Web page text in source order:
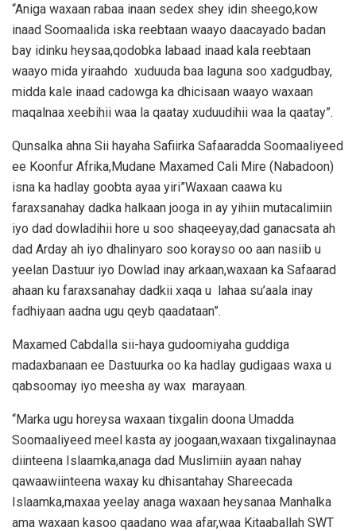
“Aniga waxaan rabaa inaan sedex shey idin sheego,kow
inaad Soomaalida iska reebtaan waayo daacayado badan
bay idinku heysaa,qodobka labaad inaad kala reebtaan
waayo mida yiraahdo xuduuda baa laguna soo xadgudbay,
midda kale inaad cadowga ka dhicisaan waayo waxaan
maqalnaa xeebihii waa la qaatay xuduudihii waa la qaatay”.
Qunsalka ahna Sii hayaha Safiirka Safaaradda Soomaaliyeed
ee Koonfur Afrika,Mudane Maxamed Cali Mire (Nabadoon)
isna ka hadlay goobta ayaa yiri”Waxaan caawa ku
faraxsanahay dadka halkaan jooga in ay yihiin mutacalimiin
iyo dad dowladihii hore u soo shaqeeyay,dad ganacsata ah
dad Arday ah iyo dhalinyaro soo korayso oo aan nasiib u
yeelan Dastuur iyo Dowlad inay arkaan,waxaan ka Safaarad
ahaan ku faraxsanahay dadkii xaqa u lahaa su’aala inay
fadhiyaan aadna ugu qeyb qaadataan”.
Maxamed Cabdalla sii-haya gudoomiyaha guddiga
madaxbanaan ee Dastuurka oo ka hadlay gudigaas waxa u
qabsoomay iyo meesha ay wax marayaan.
“Marka ugu horeysa waxaan tixgalin doona Umadda
Soomaaliyeed meel kasta ay joogaan,waxaan tixgalinaynaa
diinteena Islaamka,anaga dad Muslimiin ayaan nahay
qawaawiinteena waxay ku dhisantahay Shareecada
Islaamka,maxaa yeelay anaga waxaan heysanaa Manhalka
ama waxaan kasoo qaadano waa afar,waa Kitaaballah SWT